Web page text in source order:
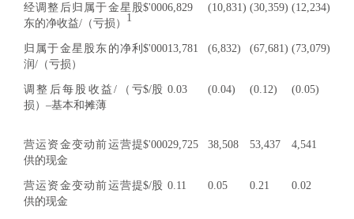
经调整后归属于金星股
东的净收益/（亏损） 1
$'0006,829 (10,831) (30,359) (12,234)
归属于金星股东的净利
润/（亏损）
$'00013,781 (6,832) (67,681) (73,079)
调整后每股收益/（亏
损）–基本和摊薄
$/股 0.03 (0.04) (0.12) (0.05)
营运资金变动前运营提
供的现金
$'00029,725 38,508 53,437 4,541
营运资金变动前运营提
供的现金
$/股 0.11 0.05 0.21 0.02